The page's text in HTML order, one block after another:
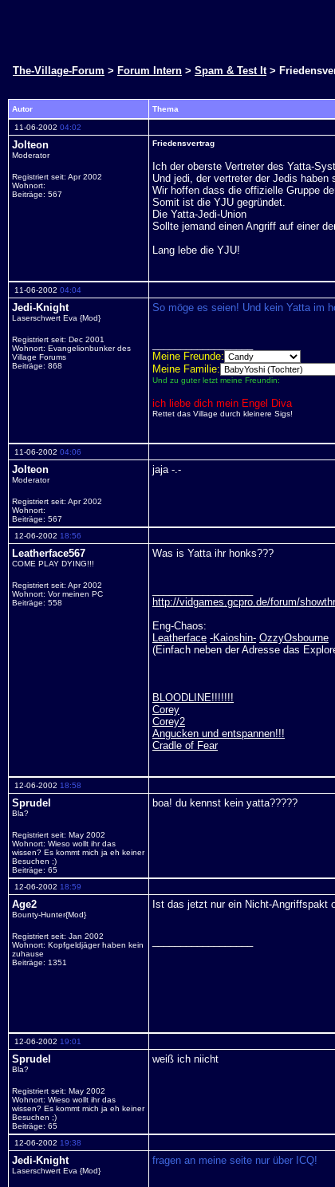
The-Village-Forum > Forum Intern > Spam & Test It>
Autor
Thema
11-06-2002 04:02
Jolteon
Moderator
Registriert seit: Apr 2002
Wohnort:
Beiträge: 567
Friedensvertrag
Ich der oberste Vertreter des Yatta-
Und jedi, der vertreter der Jedis haben
Wir hoffen dass die offizielle Gruppe
Somit ist die YJU gegründet.
Die Yatta-Jedi-Union
Sollte jemand einen Angriff auf einer
Lang lebe die YJU!
11-06-2002 04:04
Jedi-Knight
Laserschwert Eva {Mod}
Registriert seit: Dec 2001
Wohnort: Evangelionbunker des
Village Forums
Beiträge: 868
So möge es seien! Und kein Yatta im
Meine Freunde:
Meine Familie:
Und zu guter letzt meine Freundin:
ich liebe dich mein Engel Diva
Rettet das Village durch kleinere Sigs!
11-06-2002 04:06
Jolteon
Moderator
Registriert seit: Apr 2002
Wohnort:
Beiträge: 567
jaja -.-
12-06-2002 18:56
Leatherface567
COME PLAY DYING!!!
Registriert seit: Apr 2002
Wohnort: Vor meinen PC
Beiträge: 558
Was is Yatta ihr honks???
http://vidgames.gcpro.de/forum/
Eng-Chaos:
Leatherface -Kaioshin- OzzyOsbourne
(Einfach neben der Adresse das
BLOODLINE!!!!!!!
Corey
Corey2
Angucken und entspannen!!!
Cradle of Fear
12-06-2002 18:58
Sprudel
Bla?
Registriert seit: May 2002
Wohnort: Wieso wollt ihr das
wissen? Es kommt mich ja eh keiner
Besuchen ;)
Beiträge: 65
boa! du kennst kein yatta?????
12-06-2002 18:59
Age2
Bounty-Hunter{Mod}
Registriert seit: Jan 2002
Wohnort: Kopfgeldjäger haben kein
zuhause
Beiträge: 1351
Ist das jetzt nur ein Nicht-Angriffspakt
12-06-2002 19:01
Sprudel
Bla?
Registriert seit: May 2002
Wohnort: Wieso wollt ihr das
wissen? Es kommt mich ja eh keiner
Besuchen ;)
Beiträge: 65
weiß ich niicht
12-06-2002 19:38
Jedi-Knight
Laserschwert Eva {Mod}
fragen an meine seite nur über ICQ!